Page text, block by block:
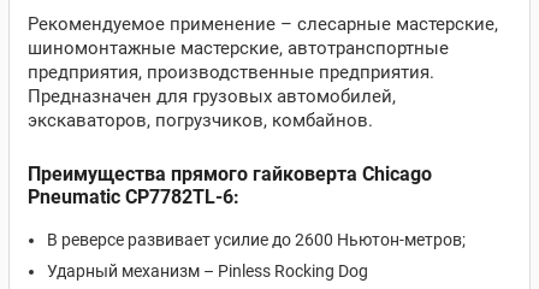
Рекомендуемое применение – слесарные мастерские,
шиномонтажные мастерские, автотранспортные
предприятия, производственные предприятия.
Предназначен для грузовых автомобилей,
экскаваторов, погрузчиков, комбайнов.
Преимущества прямого гайковерта Chicago
Pneumatic CP7782TL-6:
В реверсе развивает усилие до 2600 Ньютон-метров;
Ударный механизм – Pinless Rocking Dog